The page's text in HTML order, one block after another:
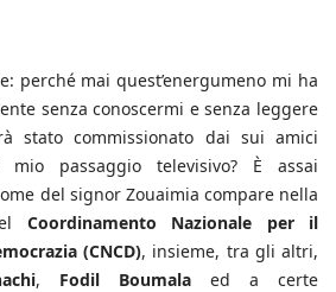
perché mai quest’energumeno mi ha
senza conoscermi e senza leggere
stato commissionato dai sui amici
passaggio televisivo? È assai
del signor Zouaimia compare nella
Coordinamento Nazionale per il
(CNCD), insieme, tra gli altri,
, Fodil Boumala ed a certe